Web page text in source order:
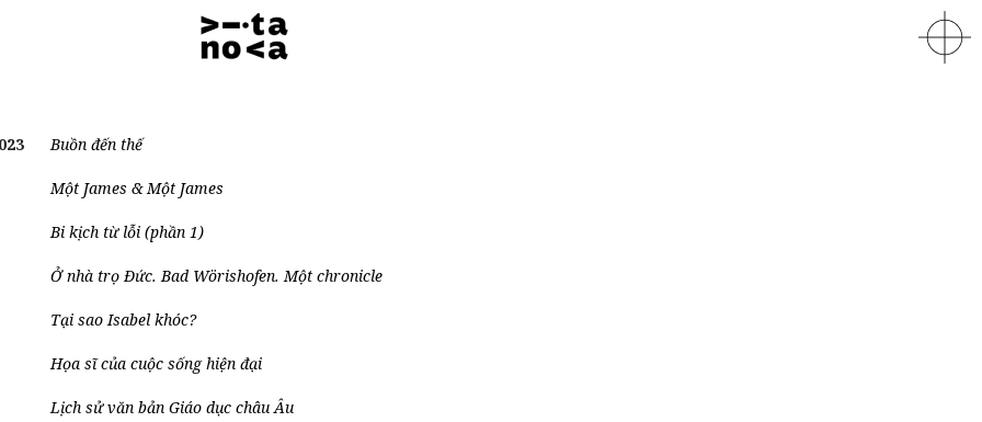
Buồn đến thế
Một James & Một James
Bi kịch từ lỗi (phần 1)
Ở nhà trọ Đức. Bad Wörishofen. Một chronicle
Tại sao Isabel khóc?
Họa sĩ của cuộc sống hiện đại
Lịch sử văn bản Giáo dục châu Âu